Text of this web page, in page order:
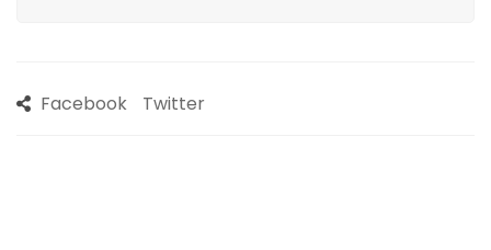
Facebook Twitter